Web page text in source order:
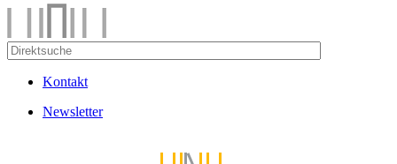
Kontakt
Newsletter